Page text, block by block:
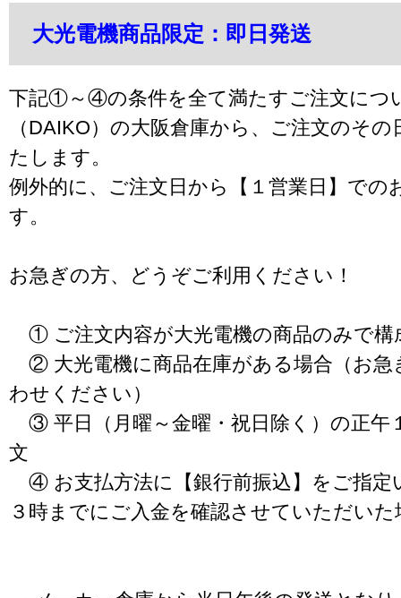
大光電機商品限定：即日発送
下記①～④の条件を全て満たすご注文につ
（DAIKO）の大阪倉庫から、ご注文のそ
たします。
例外的に、ご注文日から【１営業日】での
す。
お急ぎの方、どうぞご利用ください！
① ご注文内容が大光電機の商品のみで構
② 大光電機に商品在庫がある場合（お急
わせください）
③ 平日（月曜～金曜・祝日除く）の正午
文
④ お支払方法に【銀行前振込】をご指定
３時までにご入金を確認させていただいた